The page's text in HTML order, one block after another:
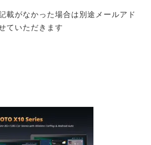
載がなかった場合は別途メールアド
ていただきます